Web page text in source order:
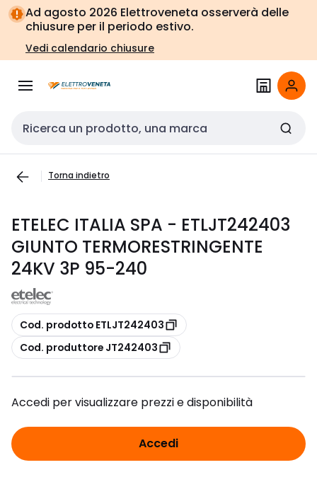
Vai alla
navigazione
Vai
alla
pagina
Ad agosto 2026 Elettroveneta osserverà delle
chiusure per il periodo estivo.
Vedi calendario chiusure
Cerca input
Torna indietro
ETELEC ITALIA SPA - ETLJT242403
GIUNTO TERMORESTRINGENTE
24KV 3P 95-240
copia
Cod. prodotto ETLJT242403
copia
Cod. produttore JT242403
Accedi per visualizzare prezzi e disponibilità
Accedi